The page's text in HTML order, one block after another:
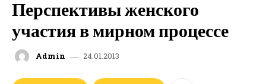
Перспективы женского
участия в мирном процессе
Admin 24.01.2013